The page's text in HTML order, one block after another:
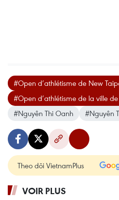
#Open d’athlétisme de New
#Open d’athlétisme de la ville
#Nguyên Thi Oanh
#Nguyên
Theo dõi VietnamPlus
VOIR PLUS